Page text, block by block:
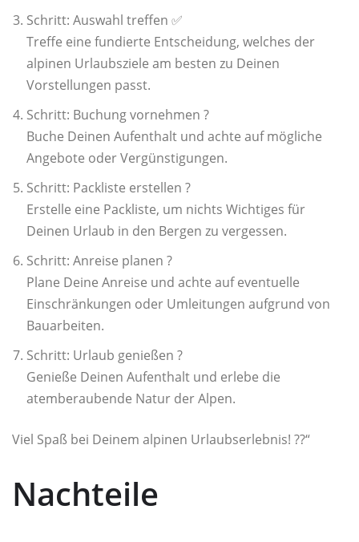
Schritt: Auswahl treffen ✅
Treffe eine fundierte Entscheidung, welches der
alpinen Urlaubsziele am besten zu Deinen
Vorstellungen passt.
Schritt: Buchung vornehmen ?
Buche Deinen Aufenthalt und achte auf mögliche
Angebote oder Vergünstigungen.
Schritt: Packliste erstellen ?
Erstelle eine Packliste, um nichts Wichtiges für
Deinen Urlaub in den Bergen zu vergessen.
Schritt: Anreise planen ?
Plane Deine Anreise und achte auf eventuelle
Einschränkungen oder Umleitungen aufgrund von
Bauarbeiten.
Schritt: Urlaub genießen ?
Genieße Deinen Aufenthalt und erlebe die
atemberaubende Natur der Alpen.
Viel Spaß bei Deinem alpinen Urlaubserlebnis! ?️?“
Nachteile